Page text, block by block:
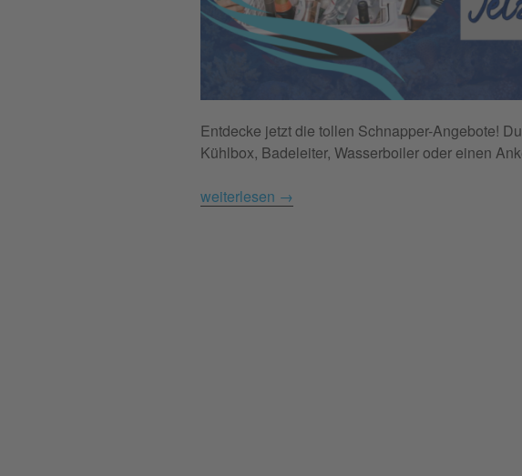
Entdecke jetzt die tollen Schnapper-Angebote!
Kühlbox, Badeleiter, Wasserboiler oder einen
weiterlesen →